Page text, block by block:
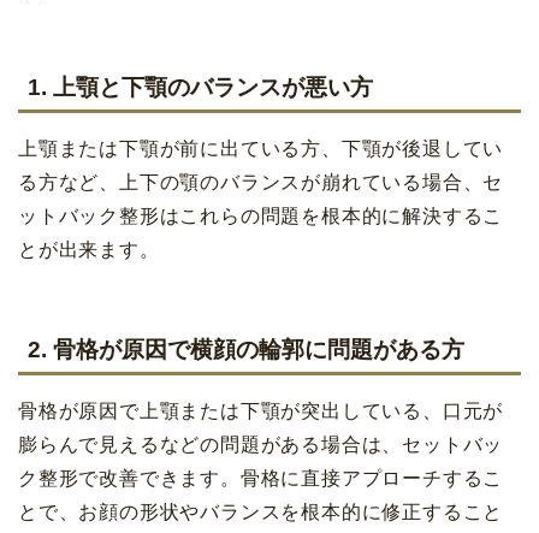
1. 上顎と下顎のバランスが悪い方
上顎または下顎が前に出ている方、下顎が後退してい
る方など、上下の顎のバランスが崩れている場合、セ
ットバック整形はこれらの問題を根本的に解決するこ
とが出来ます。
2. 骨格が原因で横顔の輪郭に問題がある方
骨格が原因で上顎または下顎が突出している、口元が
膨らんで見えるなどの問題がある場合は、セットバッ
ク整形で改善できます。骨格に直接アプローチするこ
とで、お顔の形状やバランスを根本的に修正すること